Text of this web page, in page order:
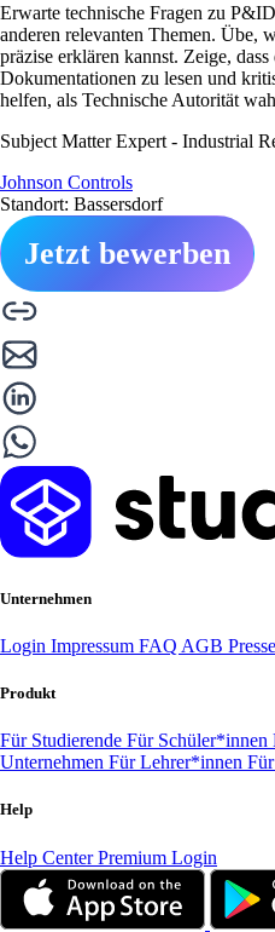
Erwarte technische Fragen zu
anderen relevanten Themen. Übe,
präzise erklären kannst. Zeige,
Dokumentationen zu lesen und
helfen, als Technische Autorität
Subject Matter Expert - Industrial
Johnson Controls
Standort: Bassersdorf
Jetzt bewerben
Unternehmen
Login Impressum FAQ AGB Presse
Produkt
Für Studierende Für Schüler*innen
Unternehmen Für Lehrer*innen
Help
Help CenterPremium Login